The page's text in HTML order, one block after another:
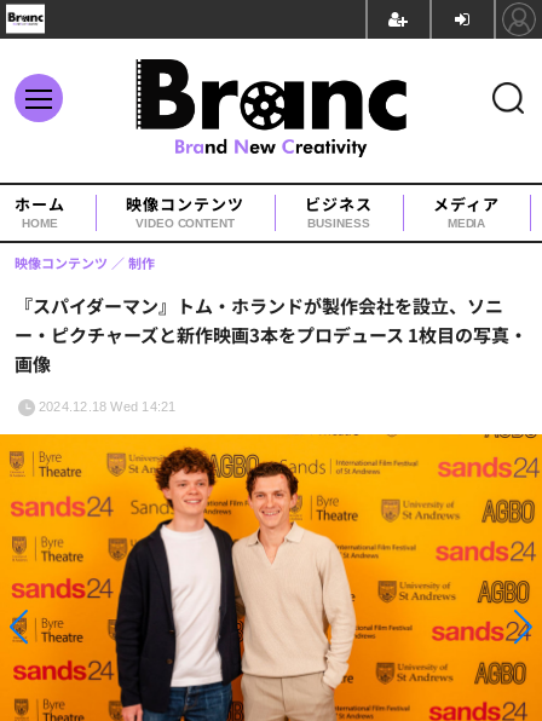
ホーム
HOME
映像コンテンツ
VIDEO CONTENT
ビジネス
BUSINESS
メディア
MEDIA
『スパイダーマン』トム・ホランドが製作会社を設立、ソニ
ー・ピクチャーズと新作映画3本をプロデュース 1枚目の写真・
画像
映像コンテンツ 制作
2024.12.18 Wed 14:21